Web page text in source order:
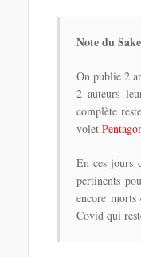
Note du
On publie 2
2 auteurs
complète
volet
En ces jours
pertinents
encore morts
Covid qui